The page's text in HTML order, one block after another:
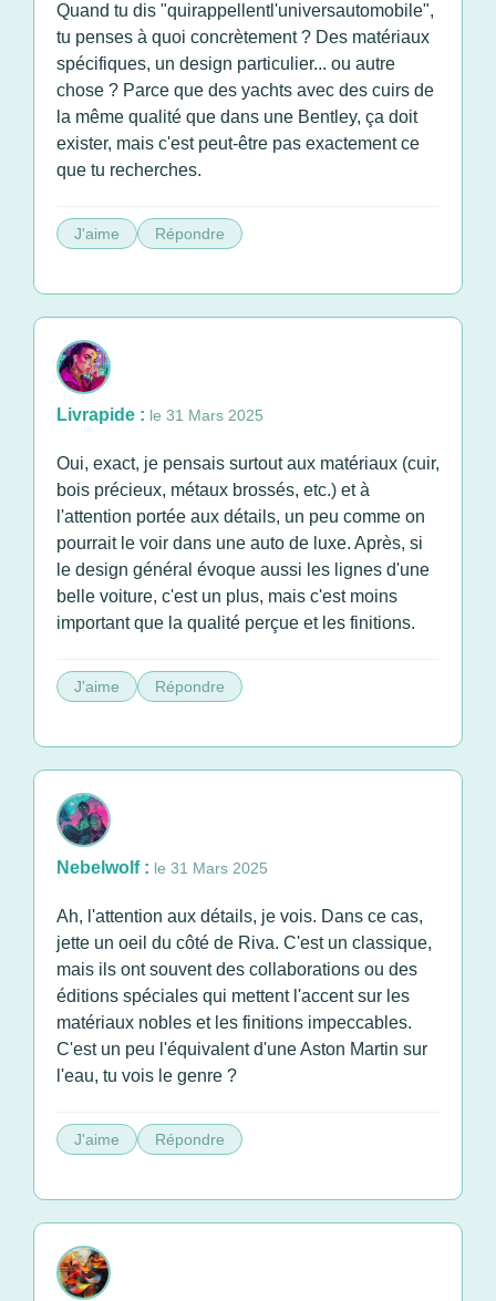
Quand tu dis "quirappellentl'universautomobile",
tu penses à quoi concrètement ? Des matériaux
spécifiques, un design particulier... ou autre
chose ? Parce que des yachts avec des cuirs de
la même qualité que dans une Bentley, ça doit
exister, mais c'est peut-être pas exactement ce
que tu recherches.
J'aime Répondre
Livrapide : le 31 Mars 2025
Oui, exact, je pensais surtout aux matériaux (cuir,
bois précieux, métaux brossés, etc.) et à
l'attention portée aux détails, un peu comme on
pourrait le voir dans une auto de luxe. Après, si
le design général évoque aussi les lignes d'une
belle voiture, c'est un plus, mais c'est moins
important que la qualité perçue et les finitions.
J'aime Répondre
Nebelwolf : le 31 Mars 2025
Ah, l'attention aux détails, je vois. Dans ce cas,
jette un oeil du côté de Riva. C'est un classique,
mais ils ont souvent des collaborations ou des
éditions spéciales qui mettent l'accent sur les
matériaux nobles et les finitions impeccables.
C'est un peu l'équivalent d'une Aston Martin sur
l'eau, tu vois le genre ?
J'aime Répondre